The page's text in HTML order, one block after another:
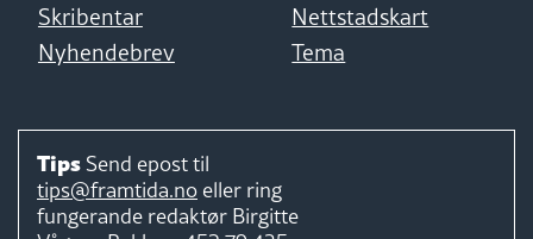
Skribentar
Nettstadskart
Nyhendebrev
Tema
Tips Send epost til
tips@framtida.no eller ring
fungerande redaktør Birgitte